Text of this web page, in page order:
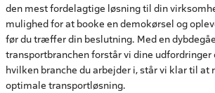
den mest fordelagtige løsning til din
mulighed for at booke en demokørsel og
før du træffer din beslutning. Med en
transportbranchen forstår vi dine udfordringer
hvilken branche du arbejder i, står vi klar til at
optimale transportløsning.